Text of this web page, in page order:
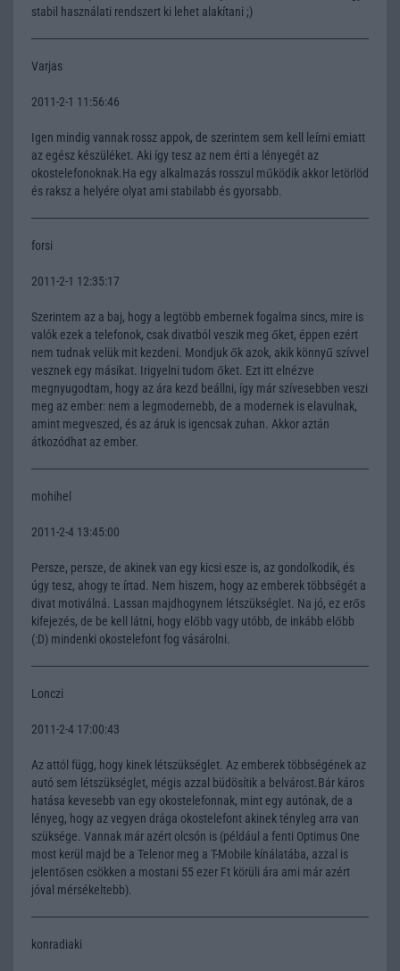
stabil használati rendszert ki lehet alakítani ;)
Varjas
2011-2-1 11:56:46
Igen mindig vannak rossz appok, de szerintem sem kell leírni emiatt
az egész készüléket. Aki így tesz az nem érti a lényegét az
okostelefonoknak.Ha egy alkalmazás rosszul működik akkor letörlöd
és raksz a helyére olyat ami stabilabb és gyorsabb.
forsi
2011-2-1 12:35:17
Szerintem az a baj, hogy a legtöbb embernek fogalma sincs, mire is
valók ezek a telefonok, csak divatból veszik meg őket, éppen ezért
nem tudnak velük mit kezdeni. Mondjuk ők azok, akik könnyű szívvel
vesznek egy másikat. Irigyelni tudom őket. Ezt itt elnézve
megnyugodtam, hogy az ára kezd beállni, így már szívesebben veszi
meg az ember: nem a legmodernebb, de a modernek is elavulnak,
amint megveszed, és az áruk is igencsak zuhan. Akkor aztán
átkozódhat az ember.
mohihel
2011-2-4 13:45:00
Persze, persze, de akinek van egy kicsi esze is, az gondolkodik, és
úgy tesz, ahogy te írtad. Nem hiszem, hogy az emberek többségét a
divat motiválná. Lassan majdhogynem létszükséglet. Na jó, ez erős
kifejezés, de be kell látni, hogy előbb vagy utóbb, de inkább előbb
(:D) mindenki okostelefont fog vásárolni.
Lonczi
2011-2-4 17:00:43
Az attól függ, hogy kinek létszükséglet. Az emberek többségének az
autó sem létszükséglet, mégis azzal büdösítik a belvárost.Bár káros
hatása kevesebb van egy okostelefonnak, mint egy autónak, de a
lényeg, hogy az vegyen drága okostelefont akinek tényleg arra van
szüksége. Vannak már azért olcsón is (például a fenti Optimus One
most kerül majd be a Telenor meg a T-Mobile kínálatába, azzal is
jelentősen csökken a mostani 55 ezer Ft körüli ára ami már azért
jóval mérsékeltebb).
konradiaki